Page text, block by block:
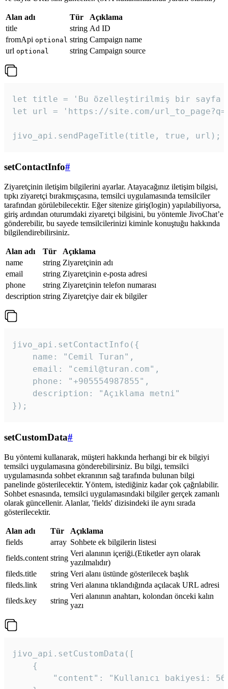
Alan adı Tür
Açıklama
title
string Ad ID
fromApi optional string Campaign name
url optional string Campaign source
let title = 'Bu özelleştirilmiş bir sayfa
let url = 'https://site.com/
jivo_api.sendPageTitle(title, true, url);
setContactInfo#
Ziyaretçinin iletişim bilgilerini ayarlar. Atayacağınız iletişim bilgisi,
tıpkı ziyaretçi bırakmışçasına, temsilci uygulamasında temsilciler
tarafından görülebilecektir. Eğer sitenize giriş(login) yapılabiliyorsa,
giriş ardından oturumdaki ziyaretçi bilgisini, bu yöntemle JivoChat’e
gönderebilir, bu sayede temsilcilerinizi kiminle konuştuğu hakkında
bilgilendirebilirsiniz.
Alan adı Tür
Açıklama
name
string Ziyaretçinin adı
email
string Ziyaretçinin e-posta adresi
phone
string Ziyaretçinin telefon numarası
description string Ziyaretçiye dair ek bilgiler
jivo_api.setContactInfo({
    name: "Cemil Turan",
    email: "cemil@turan.com",
    phone: "+905554987855",
    description: "Açıklama metni"
});
setCustomData#
Bu yöntemi kullanarak, müşteri hakkında herhangi bir ek bilgiyi
temsilci uygulamasına gönderebilirsiniz. Bu bilgi, temsilci
uygulamasında sohbet ekranının sağ tarafında bulunan bilgi
panelinde gösterilecektir. Yöntem, istediğiniz kadar çok çağrılabilir.
Sohbet esnasında, temsilci uygulamasındaki bilgiler gerçek zamanlı
olarak güncellenir. Alanlar, 'fields' dizisindeki ile aynı sırada
gösterilecektir.
Alan adı Tür
Açıklama
fields
array Sohbete ek bilgilerin listesi
fields.content string
Veri alanının içeriği.(Etiketler ayrı olarak
yazılmalıdır)
fileds.title
string Veri alanı üstünde gösterilecek başlık
fileds.link
string Veri alanına tıklandığında açılacak URL adresi
fileds.key
string
Veri alanının anahtarı, kolondan önceki kalın
yazı
jivo_api.setCustomData([
    {
"content": "Kullanıcı bakiyesi: